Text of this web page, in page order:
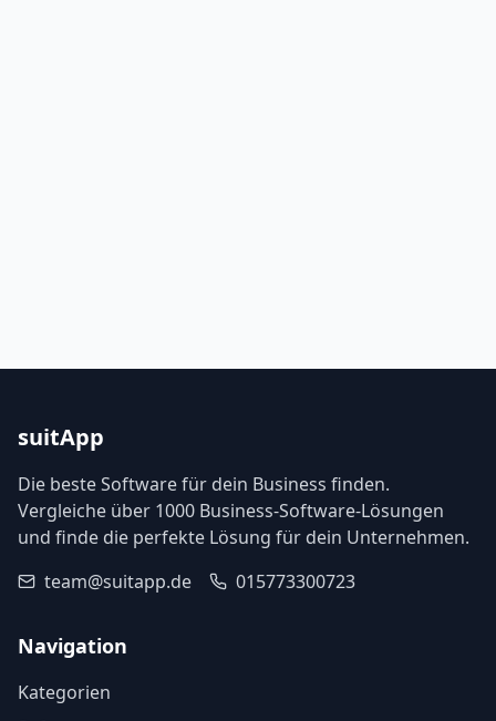
suitApp
Die beste Software für dein Business finden.
Vergleiche über 1000 Business-Software-Lösungen
und finde die perfekte Lösung für dein Unternehmen.
team@suitapp.de
015773300723
Navigation
Kategorien